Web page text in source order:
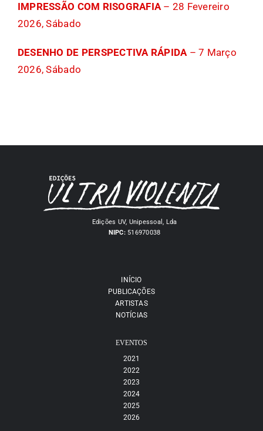
IMPRESSÃO COM RISOGRAFIA– 28 Fevereiro
2026, Sábado
DESENHO DE PERSPECTIVA RÁPIDA– 7 Março
2026, Sábado
Edições UV, Unipessoal, Lda
NIPC:516970038
INÍCIO
PUBLICAÇÕES
ARTISTAS
NOTÍCIAS
EVENTOS
2021
2022
2023
2024
2025
2026